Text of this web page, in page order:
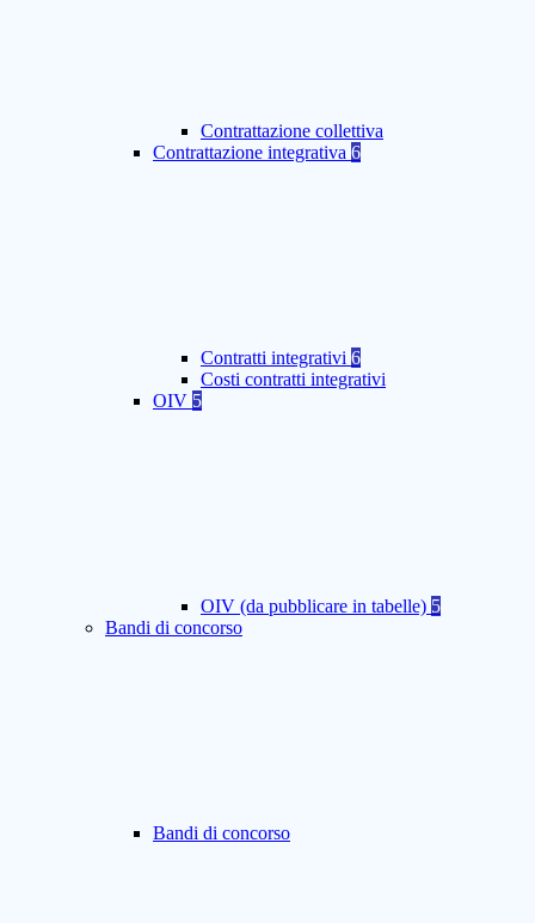
Contrattazione collettiva
Contrattazione integrativa 6
Contratti integrativi 6
Costi contratti integrativi
OIV 5
OIV (da pubblicare in tabelle) 5
Bandi di concorso
Bandi di concorso